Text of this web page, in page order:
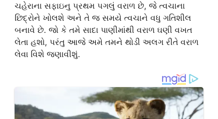
ચહેરાના સફાઇનુ પ્રથમ પગલું વરાળ છે, જે ત્વચાના
છિદ્રોને ખોલશે અને તે જ સમયે ત્વચાને વધુ ગતિશીલ
બનાવે છે. જો કે તમે સાદા પાણીમાંથી વરાળ ઘણી વખત
લેતા હશો, પરંતુ આજે અમે તમને થોડી અલગ રીતે વરાળ
લેવા વિશે જણાવીશું.